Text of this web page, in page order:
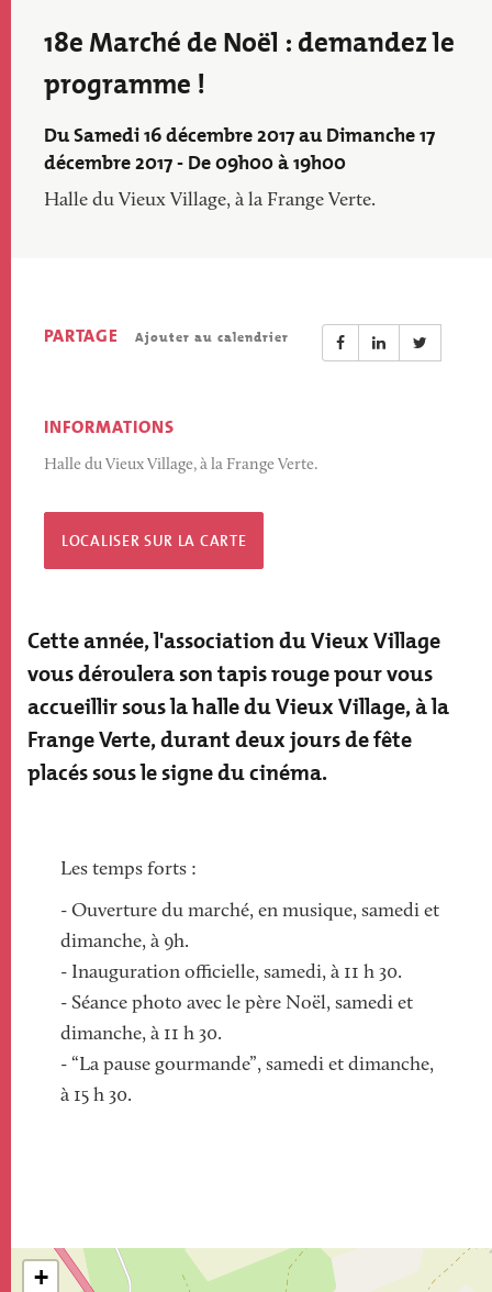
18e Marché de Noël : demandez le
programme !
Du Samedi 16 décembre 2017 au Dimanche 17
décembre 2017 - De 09h00 à 19h00
Halle du Vieux Village, à la Frange Verte.
PARTAGE Ajouter au calendrier
INFORMATIONS
Halle du Vieux Village, à la Frange Verte.
LOCALISER SUR LA CARTE
Cette année, l'association du Vieux Village
vous déroulera son tapis rouge pour vous
accueillir sous la halle du Vieux Village, à la
Frange Verte, durant deux jours de fête
placés sous le signe du cinéma.
Les temps forts :
- Ouverture du marché, en musique, samedi et
dimanche, à 9h.
- Inauguration officielle, samedi, à 11 h 30.
- Séance photo avec le père Noël, samedi et
dimanche, à 11 h 30.
- “La pause gourmande”, samedi et dimanche,
à 15 h 30.
+